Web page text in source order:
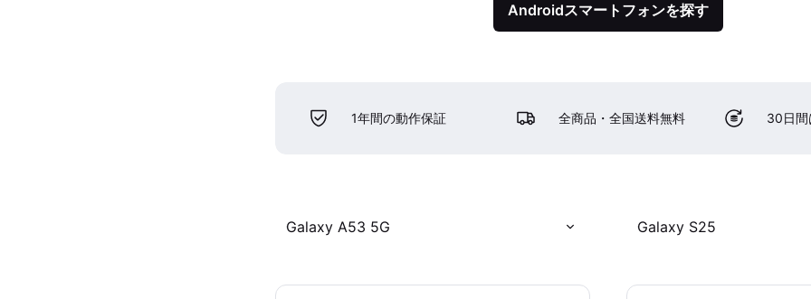
Androidスマートフォンを探す
1年間の動作保証 全商品・全国送料無料 30日間
Galaxy A53 5G Galaxy S25